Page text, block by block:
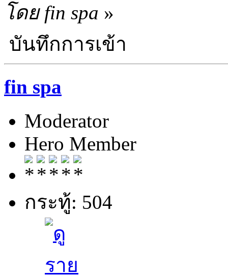
โดย fin spa »
บันทึกการเข้า
fin spa
Moderator
Hero Member
กระทู้: 504